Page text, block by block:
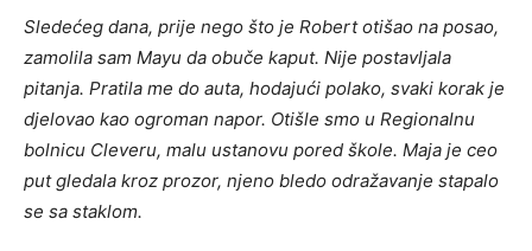
Sledećeg dana, prije nego što je Robert otišao na posao,
zamolila sam Mayu da obuče kaput. Nije postavljala
pitanja. Pratila me do auta, hodajući polako, svaki korak je
djelovao kao ogroman napor. Otišle smo u Regionalnu
bolnicu Cleveru, malu ustanovu pored škole. Maja je ceo
put gledala kroz prozor, njeno bledo odražavanje stapalo
se sa staklom.